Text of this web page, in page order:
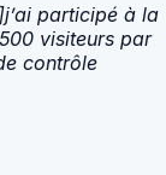
participé à la
visiteurs par
contrôle